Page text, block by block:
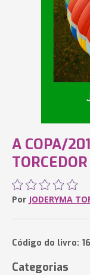
A COPA/
TORCEDOR
Por JODERYMA
Código do livro:
Categorias